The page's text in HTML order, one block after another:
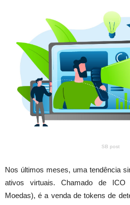
SB post
Nos últimos meses, uma tendência
ativos virtuais. Chamado de ICO
Moedas), é a venda de tokens de